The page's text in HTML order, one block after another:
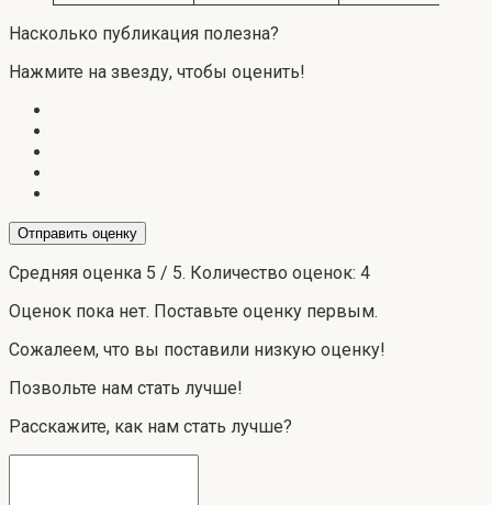
Насколько публикация полезна?
Нажмите на звезду, чтобы оценить!
Отправить оценку
Средняя оценка 5 / 5. Количество оценок: 4
Оценок пока нет. Поставьте оценку первым.
Сожалеем, что вы поставили низкую оценку!
Позвольте нам стать лучше!
Расскажите, как нам стать лучше?